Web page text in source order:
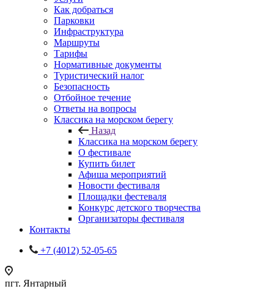
Как добраться
Парковки
Инфраструктура
Маршруты
Тарифы
Нормативные документы
Туристический налог
Безопасность
Отбойное течение
Ответы на вопросы
Классика на морском берегу
Назад
Классика на морском берегу
О фестивале
Купить билет
Афиша мероприятий
Новости фестиваля
Площадки фестеваля
Конкурс детского творчества
Организаторы фестиваля
Контакты
+7 (4012) 52-05-65
пгт. Янтарный